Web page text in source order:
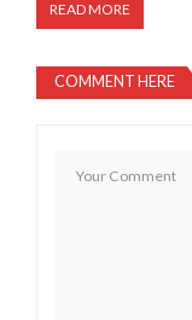
READ MORE
COMMENT HERE